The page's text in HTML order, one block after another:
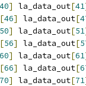
40] la_data_out[41
[46] la_data_out[
50] la_data_out[51
[56] la_data_out[
60] la_data_out[61
[66] la_data_out[
70] la_data_out[71